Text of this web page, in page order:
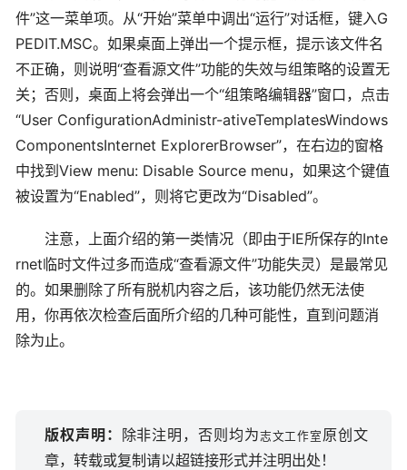
件”这一菜单项。从“开始”菜单中调出“运行”对话框，键入G
PEDIT.MSC。如果桌面上弹出一个提示框，提示该文件名
不正确，则说明“查看源文件”功能的失效与组策略的设置无
关；否则，桌面上将会弹出一个“组策略编辑器”窗口，点击
“User ConfigurationAdministr-ativeTemplatesWindows
ComponentsInternet ExplorerBrowser”，在右边的窗格
中找到View menu: Disable Source menu，如果这个键值
被设置为“Enabled”，则将它更改为“Disabled”。
注意，上面介绍的第一类情况（即由于IE所保存的Inte
rnet临时文件过多而造成“查看源文件”功能失灵）是最常见
的。如果删除了所有脱机内容之后，该功能仍然无法使
用，你再依次检查后面所介绍的几种可能性，直到问题消
除为止。
版权声明： 除非注明，否则均为志文工作室 原创文
章，转载或复制请以超链接形式并注明出处！